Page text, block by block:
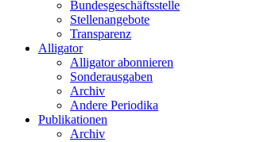
Bundesgeschäftsstelle
Stellenangebote
Transparenz
Alligator
Alligator abonnieren
Sonderausgaben
Archiv
Andere Periodika
Publikationen
Archiv